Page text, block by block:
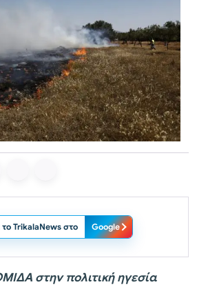
TrikalaNews στο Google
στην πολιτική ηγεσία